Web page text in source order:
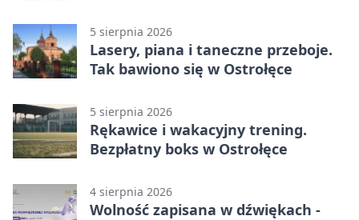
5 sierpnia 2026
Lasery, piana i taneczne przeboje.
Tak bawiono się w Ostrołęce
5 sierpnia 2026
Rękawice i wakacyjny trening.
Bezpłatny boks w Ostrołęce
4 sierpnia 2026
Wolność zapisana w dźwiękach -